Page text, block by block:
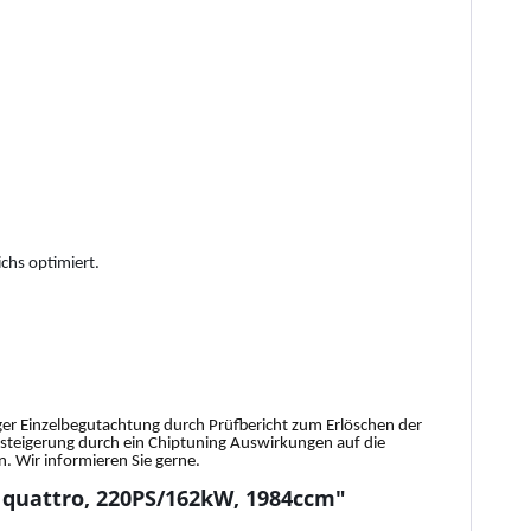
optimiert.
Einzelbegutachtung durch Prüfbericht zum Erlöschen der
durch ein Chiptuning Auswirkungen auf die
Wir informieren Sie gerne.
220PS/162kW, 1984ccm"